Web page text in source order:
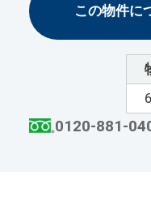
この物件に
0120-881-